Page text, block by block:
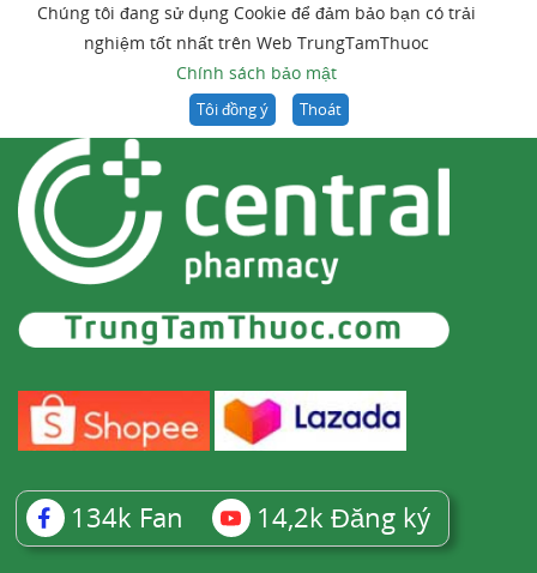
Chúng tôi đang sử dụng Cookie để đảm bảo bạn có trải
nghiệm tốt nhất trên Web TrungTamThuoc
Chính sách bảo mật
Tôi đồng ý Thoát
134k Fan 14,2k Đăng ký